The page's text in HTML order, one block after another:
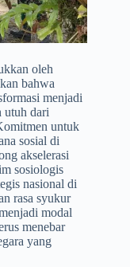
oleh
bahwa
menjadi
utuh dari
untuk
sosial di
akselerasi
sosiologis
nasional di
rasa syukur
modal
menebar
yang